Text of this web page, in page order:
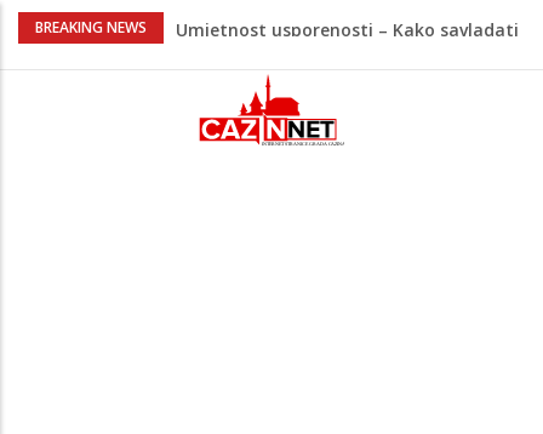
BREAKING NEWS
Umjetnost usporenosti – Kako savladati
Maloljetnik u policijskoj stanici napao
policajca i oštetio vrata
Razmišljate koji automobil kupiti? Nova